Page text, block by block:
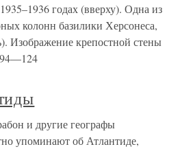
годах (вверху). Одна из
колонн базилики Херсонеса,
Изображение крепостной стены
и другие географы
упоминают об Атлантиде,